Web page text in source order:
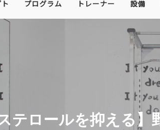
プログラム トレーナー 設備
テロールを抑える】